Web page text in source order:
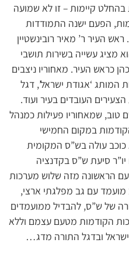
קיימות – זו לא שמועה
הפעם ישנה התמודדות
העיר ר’ מאיר רובינשטיין
מציג עשייה בשירות תושבי
כראש העיר. מאחוריו ניצבים
המותג ‘אגודת ישראל’, דגל
העובדים בעיר ועוד.
טוב, שמאחוריו פעילות כמנהל
במקום החמישי
עולה בש”ס המקומית
סיעת ש”ס בקדנציה
הראשונה מזה שלוש מערכות
מועמד עם גב מפלגתי ארצי,
של ש”ס, להבדיל ממועמדים
הקודמות מטעם עצמם וללא
ובדגל התורה מדג…